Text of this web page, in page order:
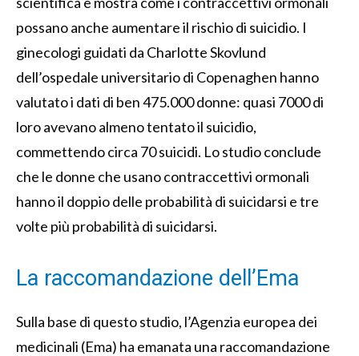
possano anche aumentare il rischio di suicidio. I
ginecologi guidati da Charlotte Skovlund
dell’ospedale universitario di Copenaghen hanno
valutato i dati di ben 475.000 donne: quasi 7000 di
loro avevano almeno tentato il suicidio,
commettendo circa 70 suicidi. Lo studio conclude
che le donne che usano contraccettivi ormonali
hanno il doppio delle probabilità di suicidarsi e tre
volte più probabilità di suicidarsi.
La raccomandazione dell’Ema
Sulla base di questo studio, l’Agenzia europea dei
medicinali (Ema) ha emanata una raccomandazione